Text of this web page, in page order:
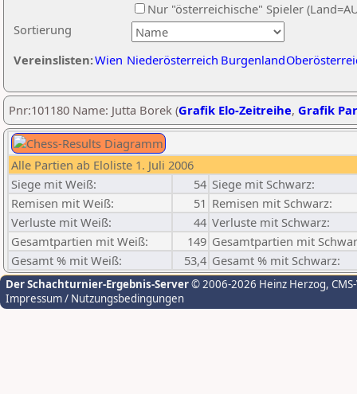
Sortierung
Nur "österreichische" Spieler
Vereinslisten:Wien Niederösterreich Burgenland
Pnr:101180 Name: Jutta Borek (Grafik Elo-Zeitreihe, Grafik
Alle Partien ab Eloliste 1. Juli 2006
Siege mit Weiß:
54 Siege mit Schwarz:
Remisen mit Weiß:
51 Remisen mit Schwarz:
Verluste mit Weiß:
44 Verluste mit Schwarz:
Gesamtpartien mit Weiß:
149 Gesamtpartien mit
Gesamt % mit Weiß:
53,4 Gesamt % mit Schwarz:
Der Schachturnier-Ergebnis-Server© 2006-2026 Heinz Herzog,
Impressum / Nutzungsbedingungen